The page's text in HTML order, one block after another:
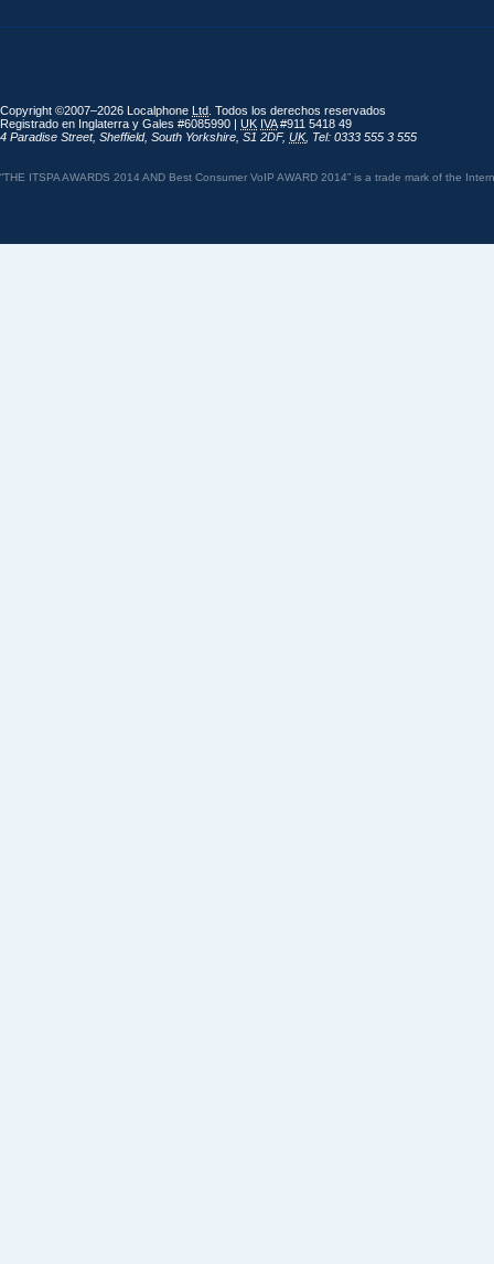
Copyright ©2007–2026 Localphone Ltd . Todos los derechos reservados
Registrado en Inglaterra y Gales #6085990 | UK IVA#911 5418 49
4 Paradise Street, Sheffield, South Yorkshire S1 2DF, UK, Tel: 0333 555 3 555
“THE ITSPA AWARDS 2014 AND Best Consumer VoIP AWARD 2014” is a trade mark of the